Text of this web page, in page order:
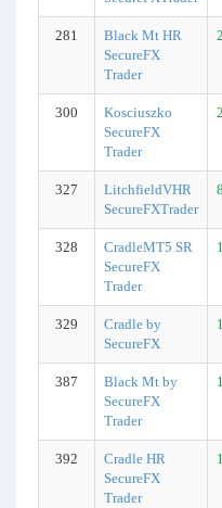
281
Black Mt HR
SecureFX
Trader
300
Kosciuszko
SecureFX
Trader
327
LitchfieldVHR
SecureFXTrader
328
CradleMT5 SR
SecureFX
Trader
329
Cradle by
SecureFX
387
Black Mt by
SecureFX
Trader
392
Cradle HR
SecureFX
Trader